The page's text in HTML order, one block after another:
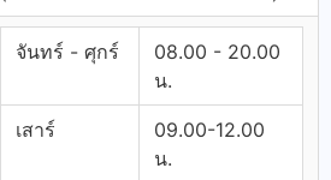
จันทร์ - ศุกร์
08.00 - 20.00
น.
เสาร์
09.00-12.00
น.